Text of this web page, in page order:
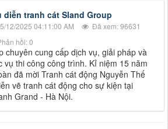
diễn tranh cát Sland Group
12/2025 04:11:00 AM
Đã xem: 96631
hồi: 0
chuyên cung cấp dịch vụ, giải pháp và
vụ thi công công trình. Kỉ niệm 15 năm
đã mời Tranh cát động Nguyễn Thế
vẽ tranh cát động cho sự kiện tại
Grand - Hà Nội.